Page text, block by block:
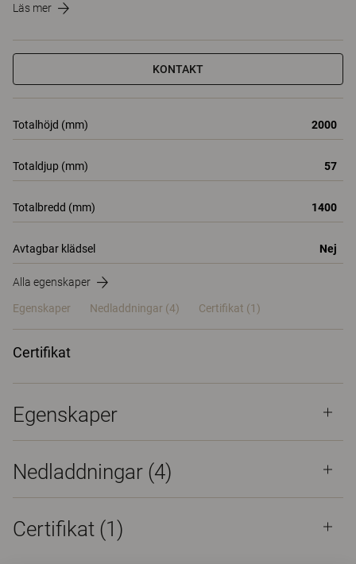
Läs mer
KONTAKT
Totalhöjd (mm) 2000
Totaldjup (mm) 57
Totalbredd (mm) 1400
Avtagbar klädsel Nej
Alla egenskaper
Egenskaper Nedladdningar (4) Certifikat (1)
Certifikat
Egenskaper
Nedladdningar (4)
Certifikat (1 )